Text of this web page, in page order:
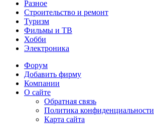
Разное
Строительство и ремонт
Туризм
Фильмы и ТВ
Хобби
Электроника
Форум
Добавить фирму
Компании
О сайте
Обратная связь
Политика конфиденциальности
Карта сайта